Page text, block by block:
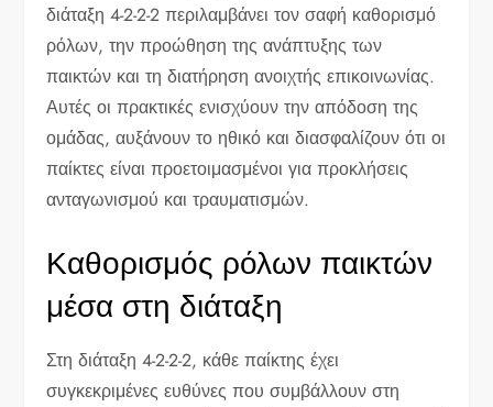
διάταξη 4-2-2-2 περιλαμβάνει τον σαφή καθορισμό
ρόλων, την προώθηση της ανάπτυξης των
παικτών και τη διατήρηση ανοιχτής επικοινωνίας.
Αυτές οι πρακτικές ενισχύουν την απόδοση της
ομάδας, αυξάνουν το ηθικό και διασφαλίζουν ότι οι
παίκτες είναι προετοιμασμένοι για προκλήσεις
ανταγωνισμού και τραυματισμών.
Καθορισμός ρόλων παικτών
μέσα στη διάταξη
Στη διάταξη 4-2-2-2, κάθε παίκτης έχει
συγκεκριμένες ευθύνες που συμβάλλουν στη